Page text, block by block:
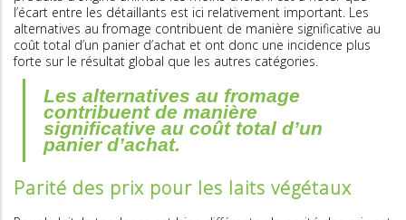
l’écart entre les détaillants est ici relativement important. Les
alternatives au fromage contribuent de manière significative au
coût total d’un panier d’achat et ont donc une incidence plus
forte sur le résultat global que les autres catégories.
Les alternatives au fromage
contribuent de manière
significative au coût total d’un
panier d’achat.
Parité des prix pour les laits végétaux